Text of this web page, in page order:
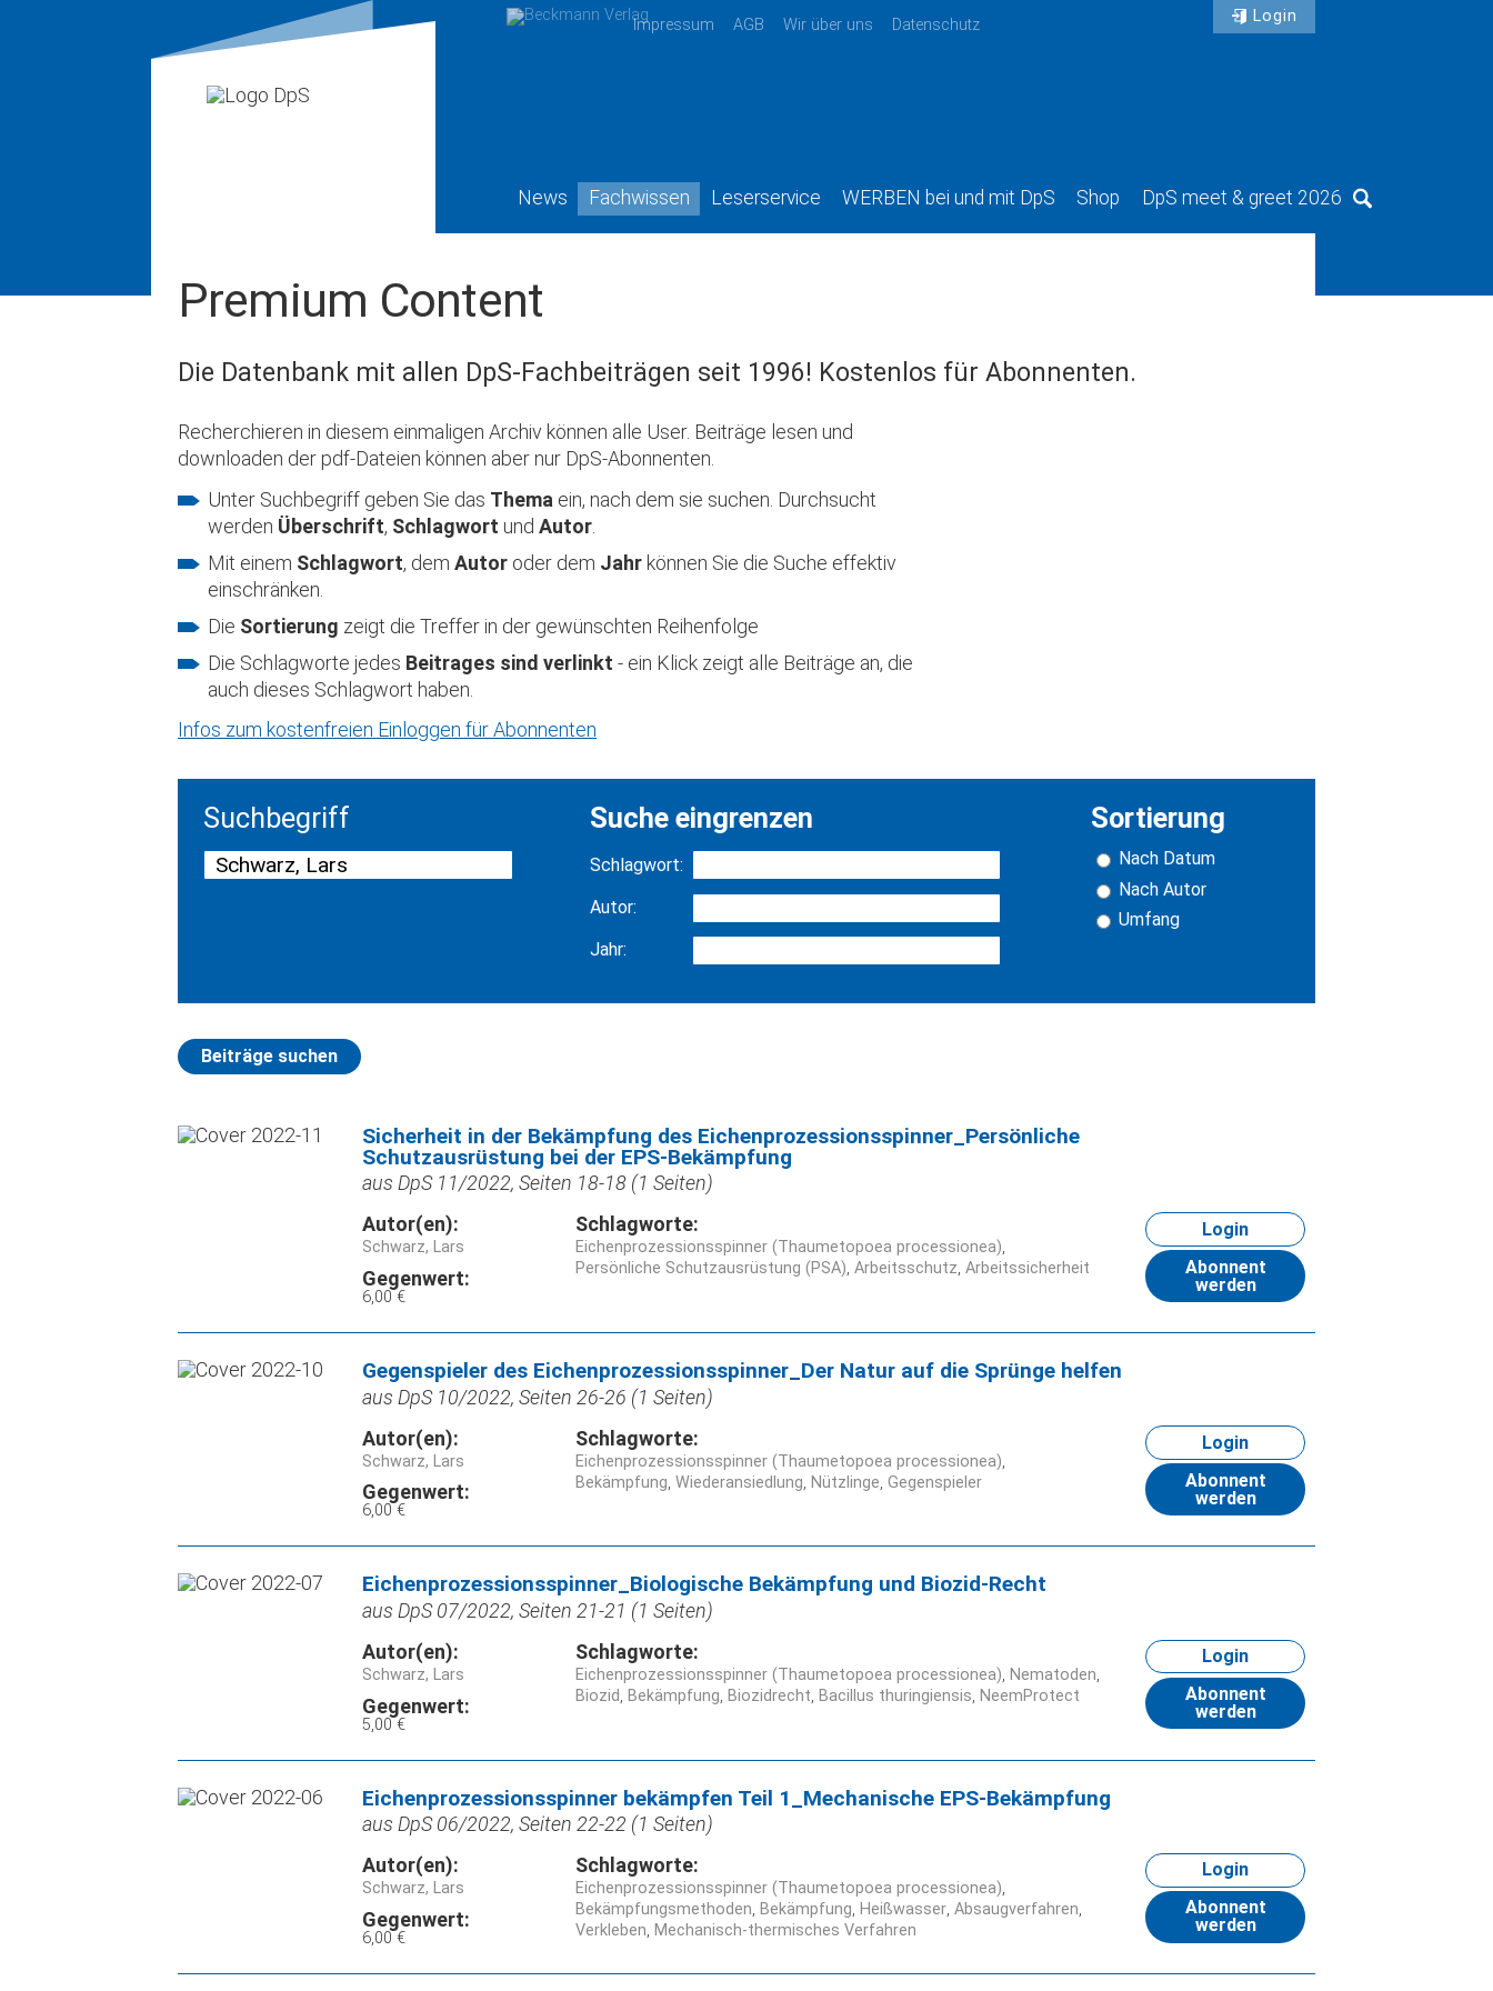
Impressum AGB Wir über uns Datenschutz Login
News Fachwissen Leserservice WERBEN bei und mit DpS Shop DpS meet & greet 2026 Suche
Premium Content
Die Datenbank mit allen DpS-Fachbeiträgen seit 1996! Kostenlos für Abonnenten.
Recherchieren in diesem einmaligen Archiv können alle User. Beiträge lesen und
downloaden der pdf-Dateien können aber nur DpS-Abonnenten.
Unter Suchbegriff geben Sie das Thema ein, nach dem sie suchen. Durchsucht
werden Überschrift, Schlagwort und Autor
Mit einem Schlagwort, dem Autor oder dem Jahr können Sie die Suche effektiv
einschränken.
Die Sortierung zeigt die Treffer in der gewünschten Reihenfolge
Die Schlagworte jedes Beitrages sind verlinkt - ein Klick zeigt alle Beiträge an, die
auch dieses Schlagwort haben.
Infos zum kostenfreien Einloggen für Abonnenten
Suchbegriff Suche eingrenzen
Schlagwort:
Autor:
Jahr:
Sortierung
Nach Datum
Nach Autor
Umfang
Beiträge suchen
Sicherheit in der Bekämpfung des Eichenprozessionsspinner_Persönliche
Schutzausrüstung bei der EPS-Bekämpfung
aus DpS 11/2022, Seiten 18-18 (1 Seiten)
Autor(en):
Schwarz, Lars
Gegenwert:
6,00 €
Schlagworte:
Eichenprozessionsspinner (Thaumetopoea processionea)
Persönliche Schutzausrüstung (PSA) Arbeitsschutz Arbeitssicherheit
Login
Abonnent
werden
Gegenspieler des Eichenprozessionsspinner_Der Natur auf die Sprünge helfen
aus DpS 10/2022, Seiten 26-26 (1 Seiten)
Autor(en):
Schwarz, Lars
Gegenwert:
6,00 €
Schlagworte:
Eichenprozessionsspinner (Thaumetopoea processionea)
Bekämpfung Wiederansiedlung Nützlinge Gegenspieler
Login
Abonnent
werden
Eichenprozessionsspinner_Biologische Bekämpfung und Biozid-Recht
aus DpS 07/2022, Seiten 21-21 (1 Seiten)
Autor(en):
Schwarz, Lars
Gegenwert:
5,00 €
Schlagworte:
Eichenprozessionsspinner (Thaumetopoea processionea) Nematoden
Biozid
Bekämpfung Biozidrecht Bacillus thuringiensis NeemProtect
Login
Abonnent
werden
Eichenprozessionsspinner bekämpfen Teil 1_Mechanische EPS-Bekämpfung
aus DpS 06/2022, Seiten 22-22 (1 Seiten)
Autor(en):
Schwarz, Lars
Gegenwert:
6,00 €
Schlagworte:
Eichenprozessionsspinner (Thaumetopoea processionea)
Bekämpfungsmethoden Bekämpfung Heißwasser Absaugverfahren
Verkleben Mechanisch-thermisches Verfahren
Login
Abonnent
werden